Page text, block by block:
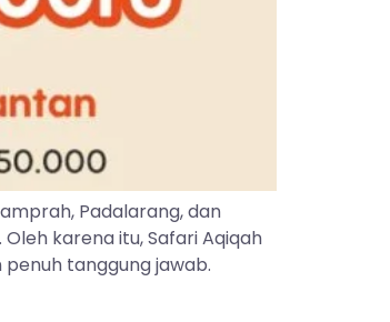
Padalarang, dan
karena itu, Safari Aqiqah
tanggung jawab.